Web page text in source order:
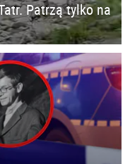
Patrzą tylko na